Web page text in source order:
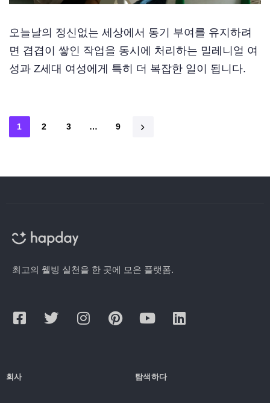
오늘날의 정신없는 세상에서 동기 부여를 유지하려
면 겹겹이 쌓인 작업을 동시에 처리하는 밀레니얼 여
성과 Z세대 여성에게 특히 더 복잡한 일이 됩니다.
1 2 3 … 9
최고의 웰빙 실천을 한 곳에 모은 플랫폼.
회사 탐색하다